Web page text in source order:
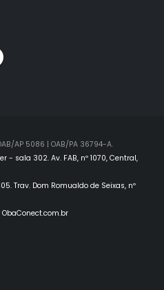
AP 5086 | OAB/PA 36794-A.
- sala 302. Av. FAB, nº 1070, Central,
Trav. Dom Romualdo de Seixas, nº
ObaConect.com.br